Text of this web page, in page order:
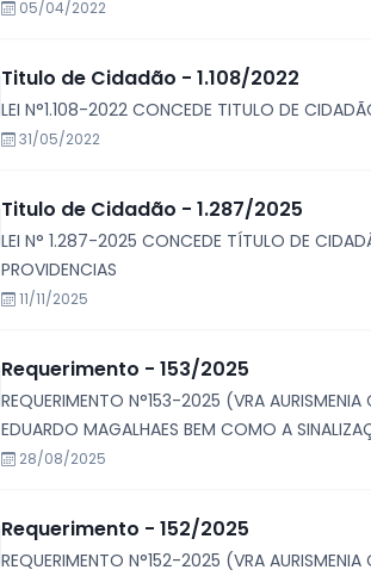
05/04/2022
Titulo de Cidadão - 1.108/2022
LEI N°1.108-2022 CONCEDE TITULO DE
31/05/2022
Titulo de Cidadão - 1.287/2025
LEI N° 1.287-2025 CONCEDE TÍTULO DE
PROVIDENCIAS
11/11/2025
Requerimento - 153/2025
REQUERIMENTO N°153-2025 (VRA
EDUARDO MAGALHAES BEM COMO A
28/08/2025
Requerimento - 152/2025
REQUERIMENTO N°152-2025 (VRA